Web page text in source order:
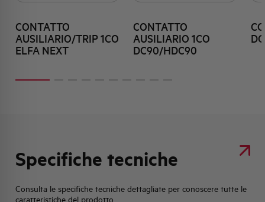
CONTATTO
AUSILIARIO/TRIP 1CO
ELFA NEXT
CONTATTO
AUSILIARIO 1CO
DC90/HDC90
Specifiche tecniche
Consulta le specifiche tecniche dettagliate per conoscere tutte le
caratteristiche del prodotto.